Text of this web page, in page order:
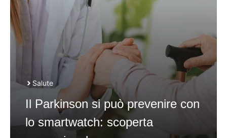
Salute
Il Parkinson si può prevenire con
lo smartwatch: scoperta